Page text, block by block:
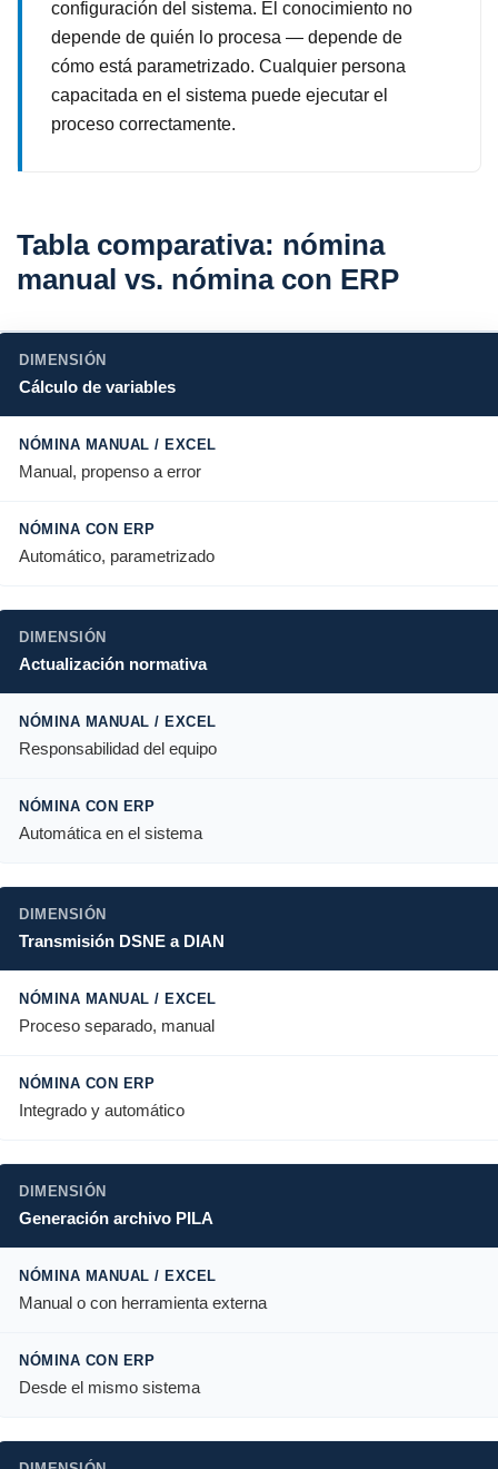
configuración del sistema. El conocimiento no
depende de quién lo procesa — depende de
cómo está parametrizado. Cualquier persona
capacitada en el sistema puede ejecutar el
proceso correctamente.
Tabla comparativa: nómina
manual vs. nómina con ERP
Cálculo de variables
Manual, propenso a error
Automático, parametrizado
Actualización normativa
Responsabilidad del equipo
Automática en el sistema
Transmisión DSNE a DIAN
Proceso separado, manual
Integrado y automático
Generación archivo PILA
Manual o con herramienta externa
Desde el mismo sistema